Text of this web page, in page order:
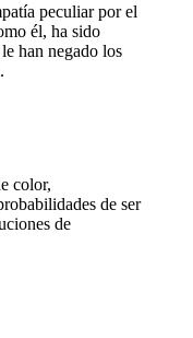
peculiar por el
él, ha sido
han negado los
color,
de ser
de